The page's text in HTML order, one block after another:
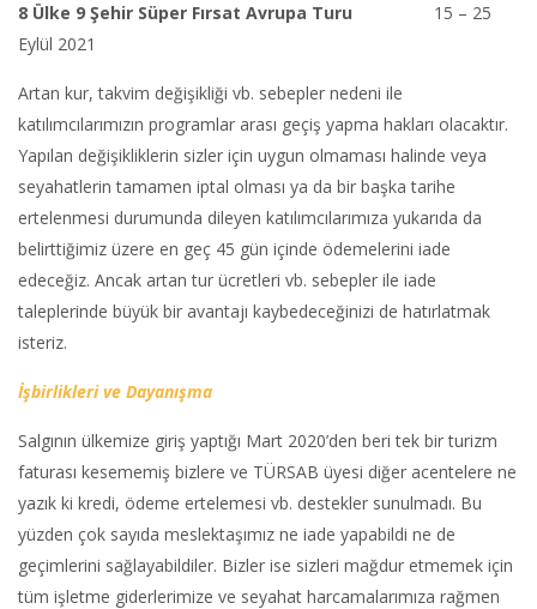
8 Ülke 9 Şehir Süper Fırsat Avrupa Turu 15 – 25
Eylül 2021
Artan kur, takvim değişikliği vb. sebepler nedeni ile
katılımcılarımızın programlar arası geçiş yapma hakları olacaktır.
Yapılan değişikliklerin sizler için uygun olmaması halinde veya
seyahatlerin tamamen iptal olması ya da bir başka tarihe
ertelenmesi durumunda dileyen katılımcılarımıza yukarıda da
belirttiğimiz üzere en geç 45 gün içinde ödemelerini iade
edeceğiz. Ancak artan tur ücretleri vb. sebepler ile iade
taleplerinde büyük bir avantajı kaybedeceğinizi de hatırlatmak
isteriz.
İşbirlikleri ve Dayanışma
Salgının ülkemize giriş yaptığı Mart 2020’den beri tek bir turizm
faturası kesememiş bizlere ve TÜRSAB üyesi diğer acentelere ne
yazık ki kredi, ödeme ertelemesi vb. destekler sunulmadı. Bu
yüzden çok sayıda meslektaşımız ne iade yapabildi ne de
geçimlerini sağlayabildiler. Bizler ise sizleri mağdur etmemek için
tüm işletme giderlerimize ve seyahat harcamalarımıza rağmen